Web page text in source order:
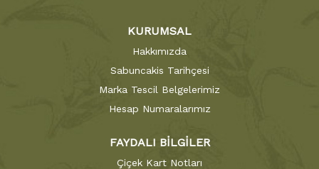
KURUMSAL
Hakkımızda
Sabuncakis Tarihçesi
Marka Tescil Belgelerimiz
Hesap Numaralarımız
FAYDALI BİLGİLER
Çiçek Kart Notları